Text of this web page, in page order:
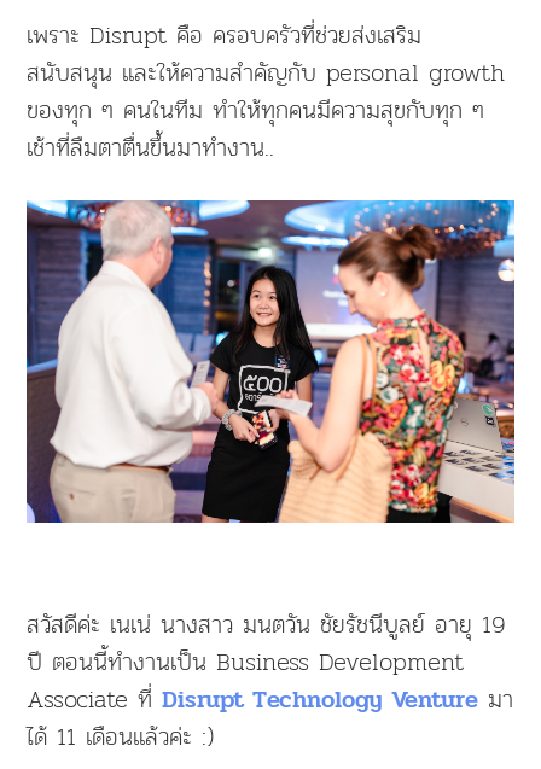
เพราะ Disrupt คือ ครอบครัวที่ช่วยส่งเสริม
สนับสนุน และให้ความสำคัญกับ personal growth
ของทุก ๆ คนในทีม ทำให้ทุกคนมีความสุขกับทุก ๆ
เช้าที่ลืมตาตื่นขึ้นมาทำงาน..
สวัสดีค่ะ เนเน่ นางสาว มนตวัน ชัยรัชนีบูลย์ อายุ 19
ปี ตอนนี้ทำงานเป็น Business Development
Associate ที่Disrupt Technology Venture มา
ได้ 11 เดือนแล้วค่ะ :)